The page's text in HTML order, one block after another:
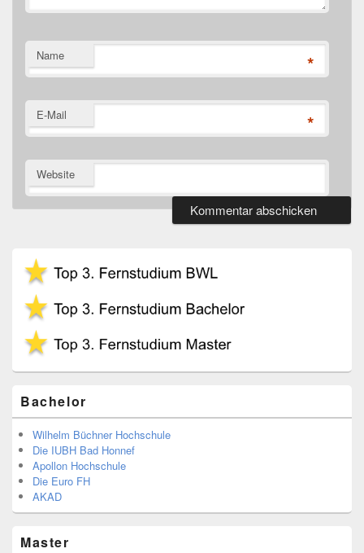
Name *
E-Mail *
Website
Bachelor
Wilhelm Büchner Hochschule
Die IUBH Bad Honnef
Apollon Hochschule
Die Euro FH
AKAD
Master